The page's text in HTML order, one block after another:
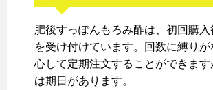
肥後すっぽんもろみ酢は、初回購入
を受け付けています。回数に縛り
心して定期注文することができます
は期日があります。